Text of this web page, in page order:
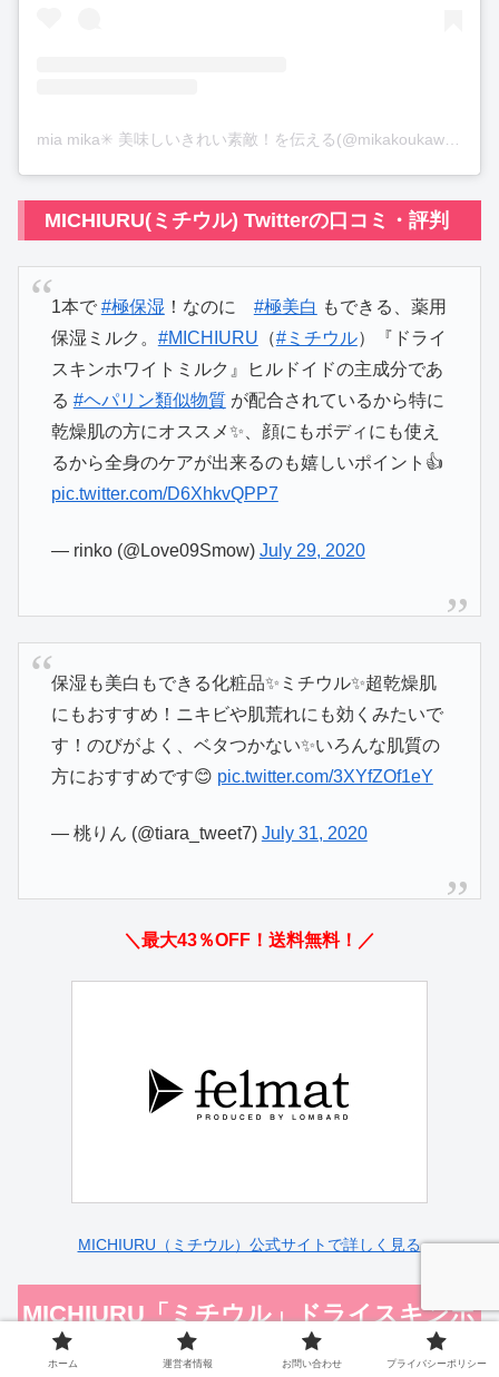
mia mika✳ 美味しいきれい素敵！を伝える(@mikakoukawa)がシェアした投稿
MICHIURU(ミチウル) Twitterの口コミ・評判
1本で #極保湿 ！なのに #極美白 もできる、薬用
保湿ミルク。 #MICHIURU （#ミチウル）『ドライ
スキンホワイトミルク』ヒルドイドの主成分であ
る #ヘパリン類似物質が配合されているから特に
乾燥肌の方にオススメ✨、顔にもボディにも使え
るから全身のケアが出来るのも嬉しいポイント👍
pic.twitter.com/D6XhkvQPP7
— rinko (@Love09Smow) July 29, 2020
保湿も美白もできる化粧品✨ミチウル✨超乾燥肌
にもおすすめ！ニキビや肌荒れにも効くみたいで
す！のびがよく、ベタつかない✨いろんな肌質の
方におすすめです😊 pic.twitter.com/3XYfZOf1eY
— 桃りん (@tiara_tweet7) July 31, 2020
＼最大43％OFF！送料無料！／
MICHIURU（ミチウル）公式サイトで詳しく見る
MICHIURU「ミチウル」ドライスキンホ
ワイトミルク｜使い方
ホーム 運営者情報 お問い合わせ プライバシーポリシー